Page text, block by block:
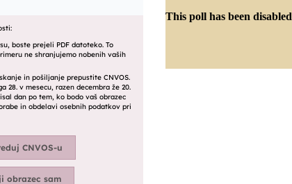
This poll has been disabled